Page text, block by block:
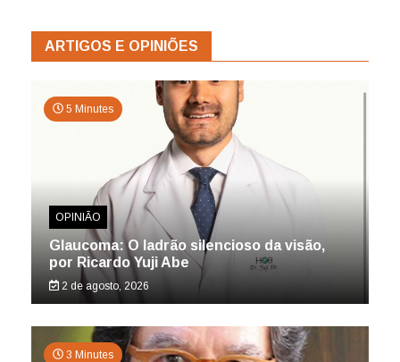
ARTIGOS E OPINIÕES
5 Minutes
OPINIÃO
Glaucoma: O ladrão silencioso da visão,
por Ricardo Yuji Abe
2 de agosto, 2026
3 Minutes